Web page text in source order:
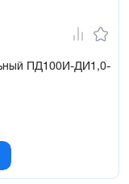
ПД100И-ДИ1,0-